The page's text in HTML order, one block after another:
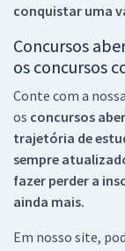
conquistar uma
Concursos
os concursos
Conte com a
os concursos
trajetória de
sempre
fazer perder a
ainda mais.
Em nosso site,